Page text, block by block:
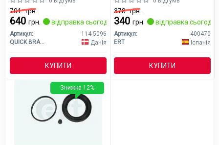
701грн.
640 грн. відправка сьогодні
Артикул:
114-5096
QUICK BRAKE
Данія
КУПИТИ
378грн.
340 грн. відправка сьогодні
Артикул:
400470
ERT
Іспанія
КУПИТИ
Знижка 12%